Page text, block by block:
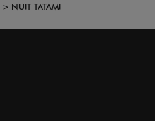
NUIT TATAMI